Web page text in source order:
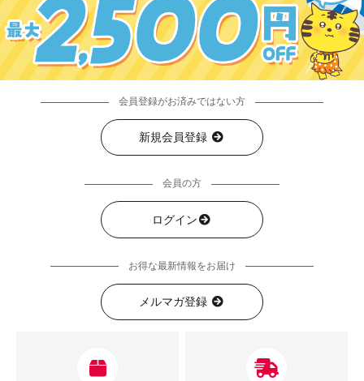
会員登録がお済みではない方
新規会員登録
会員の方
ログイン
お得な最新情報をお届け
メルマガ登録